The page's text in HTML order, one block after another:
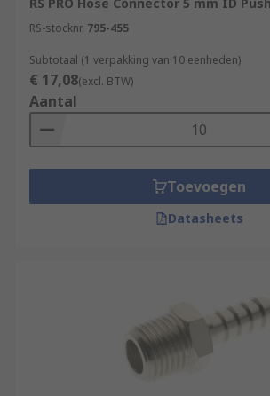
RS-stocknr. 795-455
Subtotaal (1 verpakking van 10 eenheden)
€ 17,08(excl. BTW)
Aantal
Toevoegen
Datasheets